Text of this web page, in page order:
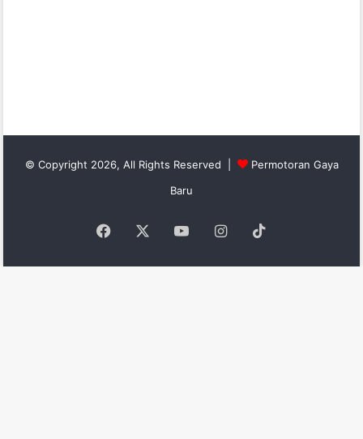
© Copyright 2026, All Rights Reserved |
Permotoran Gaya
Baru
Facebook YouTubeInstagram